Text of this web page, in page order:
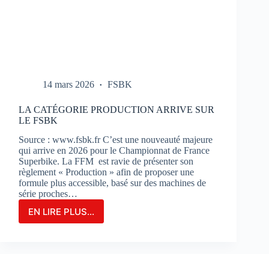
14 mars 2026 FSBK
LA CATÉGORIE PRODUCTION ARRIVE SUR
LE FSBK
Source : www.fsbk.fr C’est une nouveauté majeure
qui arrive en 2026 pour le Championnat de France
Superbike. La FFM est ravie de présenter son
règlement « Production » afin de proposer une
formule plus accessible, basé sur des machines de
série proches…
EN LIRE PLUS...
LA